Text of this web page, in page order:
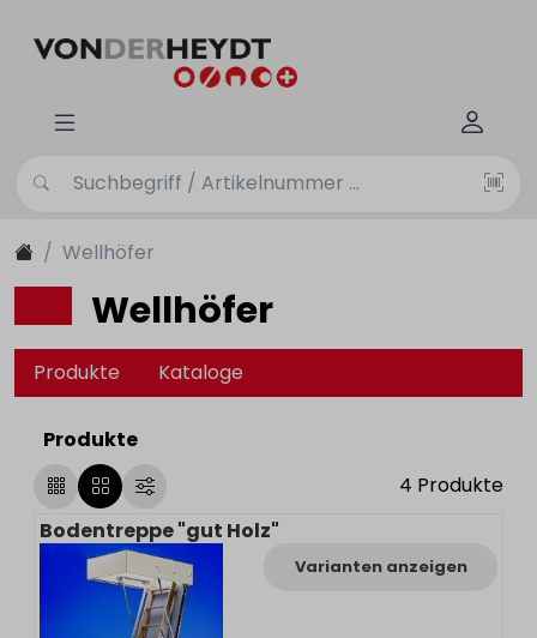
Wellhöfer
Wellhöfer
Produkte Kataloge
Produkte
4 Produkte
Bodentreppe "gut Holz"
Varianten anzeigen